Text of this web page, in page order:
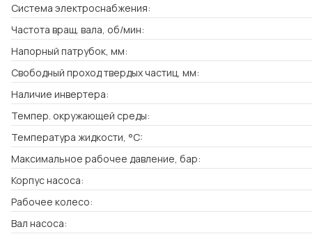
Система электроснабжения:
Частота вращ. вала, об/мин:
Напорный патрубок, мм:
Свободный проход твердых частиц, мм:
Наличие инвертера:
Темпер. окружающей среды:
Температура жидкости, °C:
Максимальное рабочее давление, бар:
Корпус насоса:
Рабочее колесо:
Вал насоса: